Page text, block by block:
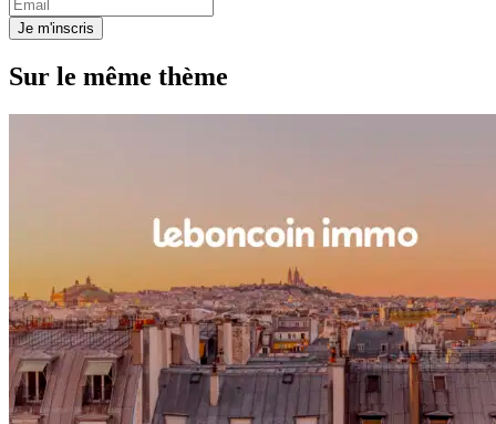
Je m'inscris
Sur le même thème